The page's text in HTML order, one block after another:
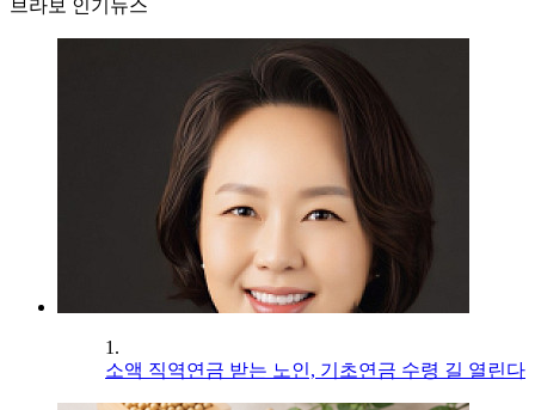
브라보 인기뉴스
1.
소액 직역연금 받는 노인, 기초연금 수령 길 열린다